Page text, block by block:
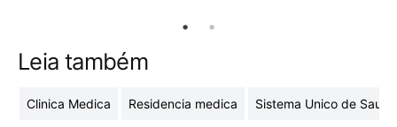
Leia também
Clinica Medica Residencia medica Sistema Unico de